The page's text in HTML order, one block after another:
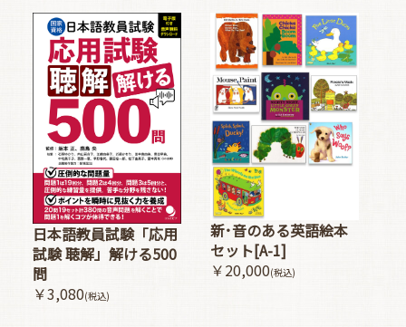
日本語教員試験「応用
試験 聴解」解ける500
問
￥3,080(税込)
新･音のある英語絵本
セット[A-1]
￥20,000(税込)